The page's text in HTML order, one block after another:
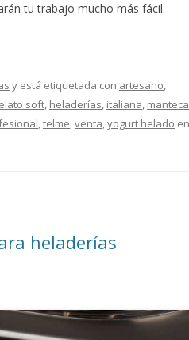
tu trabajo mucho más fácil.
y está etiquetada con artesano,
soft, heladerías, italiana,
,telme,venta,yogurt helado en
heladerías